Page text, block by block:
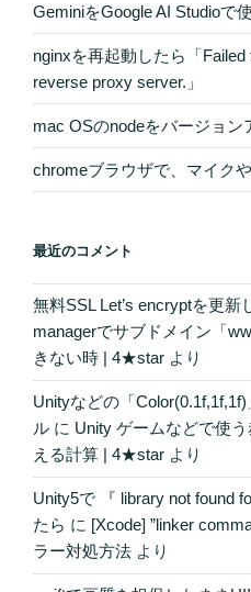
GeminiをGoogle AI Studioで
nginxを再起動したら「
reverse proxy server.」
mac OSのnodeをバージョン
chromeブラウザで、マイク
最近のコメント
無料SSL Let’s encryptを更新
managerでサブドメイン「
きない時 | 4★star より
Unityなどの「
ル に Unity ゲームなどで使
える計算 | 4★star より
Unity5で 『 library not found
たら に [Xcode] ”linker
ラー対処方法 より